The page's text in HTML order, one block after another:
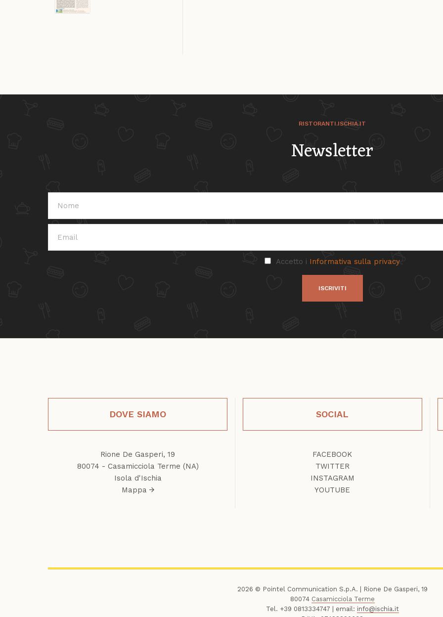
RISTORANTI.ISCHIA.IT
Newsletter
Accetto i Informativa sulla privacy
ISCRIVITI
DOVE SIAMO
Rione De Gasperi, 19
80074 - Casamicciola Terme (NA)
Isola d'Ischia
Mappa
SOCIAL
FACEBOOK
TWITTER
INSTAGRAM
YOUTUBE
2026 © Pointel Communication S.p.A. | Rione De Gasperi, 19
80074 Casamicciola Terme
Tel. +39 0813334747 | email: info@ischia.it